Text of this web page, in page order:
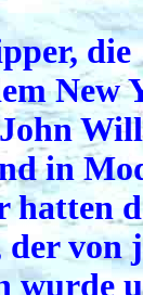
New
in
hatten
von
wurde